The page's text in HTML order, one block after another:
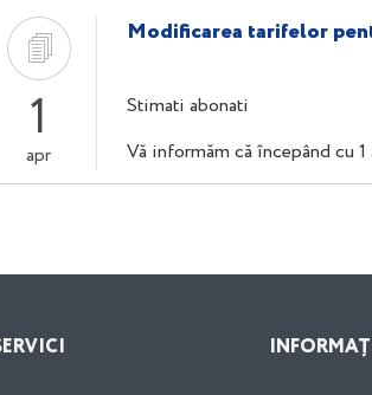
1
apr
Modificarea tarifelor
Stimati abonati
Vă informăm că începând cu